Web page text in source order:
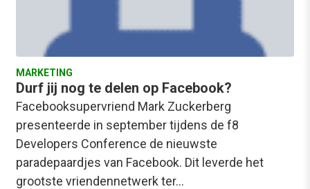
MARKETING
Durf jij nog te delen op Facebook?
Facebooksupervriend Mark Zuckerberg
presenteerde in september tijdens de f8
Developers Conference de nieuwste
paradepaardjes van Facebook. Dit leverde het
grootste vriendennetwerk ter…